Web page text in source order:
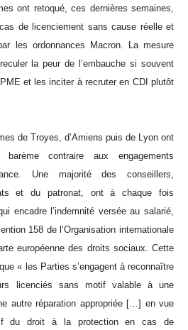
ont retoqué, ces dernières semaines,
de licenciement sans cause réelle et
les ordonnances Macron. La mesure
la peur de l’embauche si souvent
et les inciter à recruter en CDI plutôt
de Troyes, d’Amiens puis de Lyon ont
contraire aux engagements
Une majorité des conseillers,
et du patronat, ont à chaque fois
encadre l’indemnité versée au salarié,
158 de l’Organisation internationale
européenne des droits sociaux. Cette
« les Parties s’engagent à reconnaître
licenciés sans motif valable à une
autre réparation appropriée […] en vue
du droit à la protection en cas de